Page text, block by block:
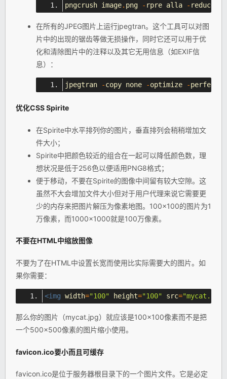
pngcrush image. png - rpre alla - reduce
在所有的JPEG图片上运行jpegtran。这个工具可以对图
片中的出现的锯齿等做无损操作，同时它还可以用于优
化和清除图片中的注释以及其它无用信息（如EXIF信
息）：
jpegtran -copy none -optimize -perfect
优化CSSSpirite
在Spirite中水平排列你的图片，垂直排列会稍稍增加文
件大小；
Spirite中把颜色较近的组合在一起可以降低颜色数，理
想状况是低于256色以便适用PNG8格式；
便于移动，不要在Spirite的图像中间留有较大空隙。这
虽然不大会增加文件大小但对于用户代理来说它需要更
少的内存来把图片解压为像素地图。100×100的图片为1
万像素，而1000×1000就是100万像素。
不要在HTML中缩放图像
不要为了在HTML中设置长宽而使用比实际需要大的图片。如
果你需要：
<img width="100" height="100" src="mycat.jpg"
那么你的图片（mycat.jpg）就应该是100×100像素而不是把
一个500×500像素的图片缩小使用。
favicon.ico要小而且可缓存
favicon.ico是位于服务器根目录下的一个图片文件。它是必定